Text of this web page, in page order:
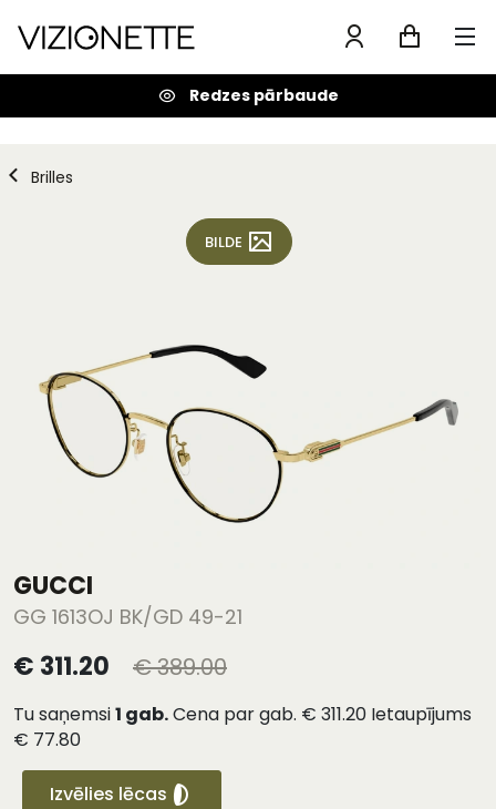
Redzes pārbaude
Brilles
BILDE
GUCCI
GG 1613OJ BK/GD 49-21
€ 311.20 € 389.00
Tu saņemsi1 gab.Cena par gab. € 311.20 Ietaupījums
€ 77.80
Izvēlies lēcas